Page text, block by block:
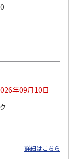
通切手・千鳥（1シ
11,000円
年09月10日
詳細はこちら